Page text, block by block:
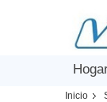
Inicio